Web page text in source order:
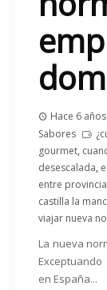
Hace 6 años
Sabores
gourmet,
desescalada,
entre
castilla la
viajar nueva
La nueva
en España...